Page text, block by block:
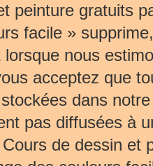
peinture gratuits
facile »
lorsque nous
acceptez que
dans
pas diffusées à
de dessin et